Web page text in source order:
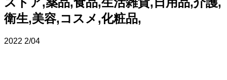
衛生,美容,コスメ,化粧品,
2022 2/04